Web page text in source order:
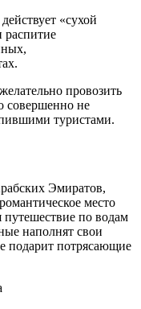
провозить
совершенно не
туристами.
Эмиратов,
место
по водам
наполнят свои
подарит потрясающие